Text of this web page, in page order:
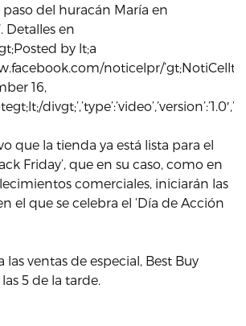
del huracán María en
Detalles en
by lt;a
noticelpr/’gt;NotiCellt;/
16,
que la tienda ya está lista para el
Friday’, que en su caso, como en
comerciales, iniciarán las
el que se celebra el ‘Día de Acción
las ventas de especial, Best Buy
5 de la tarde.